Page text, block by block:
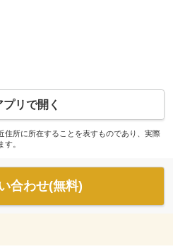
リで開く
所に所在することを表すものであり、実際
。
合わせ(無料)